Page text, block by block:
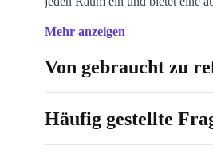
Computerumgebung.
darunter USB-C und
800 G5 DM
so für ein vielseitiges und
Mehr anzeigen
Von gebraucht zu
Häufig gestellte